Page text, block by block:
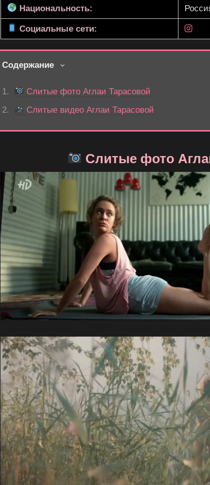
Национальность:
Социальные сети:
Содержание
Слитые фото Аглаи Тарасовой
Слитые видео Аглаи Тарасовой
Слитые фото